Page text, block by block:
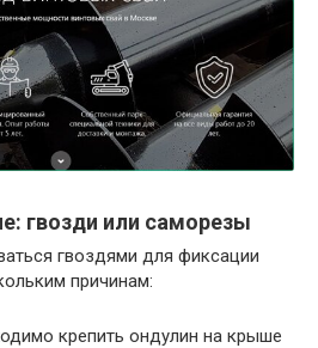
гвозди или саморезы
гвоздями для фиксации
причинам:
крепить ондулин на крыше